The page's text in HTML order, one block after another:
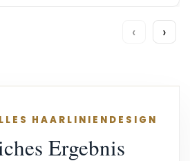
‹ ›
HAARLINIENDESIGN
Ergebnis